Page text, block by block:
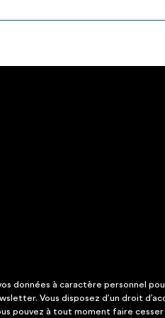
données à caractère personnel
Vous disposez d’un droit
pouvez à tout moment faire